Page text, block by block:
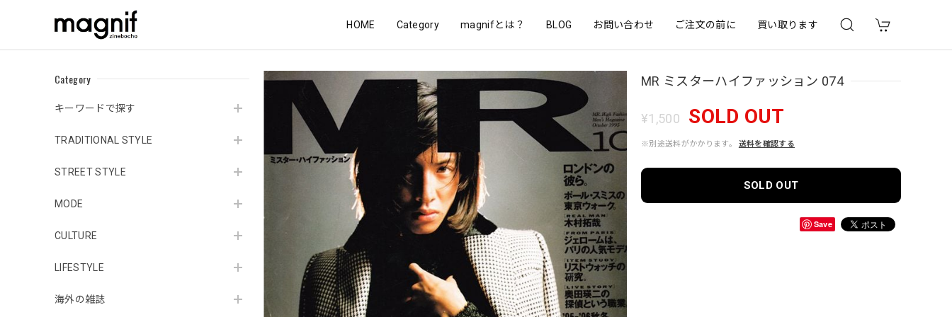
HOME Category magnifとは？ BLOG お問い合わせ ご注文の前に 買い取ります
Category
キーワードで探す
TRADITIONAL STYLE
STREET STYLE
MODE
CULTURE
LIFESTYLE
海外の雑誌
MR ミスターハイファッション 074
¥1,500 SOLD OUT
※別途送料がかかります。 送料を確認する
SOLD OUT
Save